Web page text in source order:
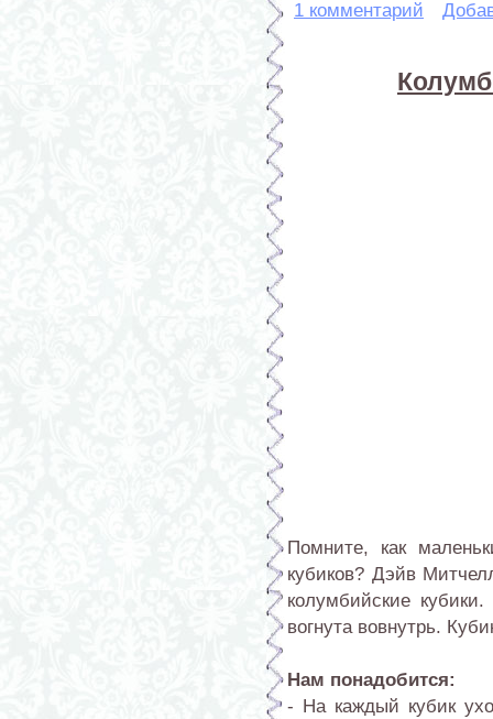
1 комментарий
Помните, как
кубиков? Дэйв
колумбийские
вогнута вовнутрь.
Нам понадобится:
- На каждый кубик